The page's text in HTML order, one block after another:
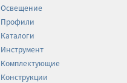
Освещение
Профили
Каталоги
Инструмент
Комплектующие
Конструкции